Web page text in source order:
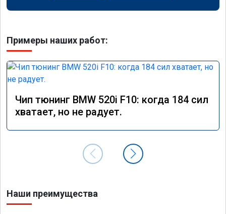
Примеры наших работ:
Чип тюнинг BMW 520i F10: когда 184 сил
хватает, но не радует.
Наши преимущества